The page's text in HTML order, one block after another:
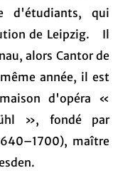
d'étudiants, qui
de Leipzig. Il
alors Cantor de
année, il est
d'opéra «
», fondé par
maître